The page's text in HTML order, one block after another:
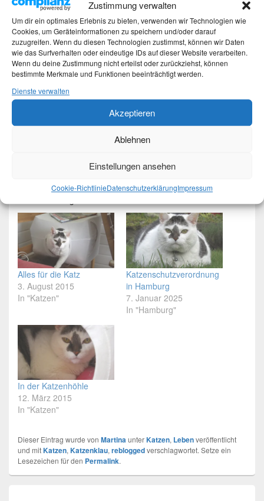
Zustimmung verwalten
Um dir ein optimales Erlebnis zu bieten, verwenden wir Technologien wie
Cookies, um Geräteinformationen zu speichern und/oder darauf
zuzugreifen. Wenn du diesen Technologien zustimmst, können wir Daten
wie das Surfverhalten oder eindeutige IDs auf dieser Website verarbeiten.
Wenn du deine Zustimmung nicht erteilst oder zurückziehst, können
bestimmte Merkmale und Funktionen beeinträchtigt werden.
Dienste verwalten
Akzeptieren
Ablehnen
Einstellungen ansehen
Cookie-RichtlinieDatenschutzerklärungImpressum
Katzen-KLAU geht gar nicht !!!
Teilen mit:
WhatsApp
Mastodon
Threads
Gefällt mir:
Alles für die Katz
3. August 2015
In "Katzen"
Katzenschutzverordnung
in Hamburg
7. Januar 2025
In "Hamburg"
In der Katzenhöhle
12. März 2015
In "Katzen"
Dieser Eintrag wurde von MartinaunterKatzen, Lebenveröffentlicht
und mitKatzen, Katzenklau, rebloggedverschlagwortet. Setze ein
Lesezeichen für den Permalink.